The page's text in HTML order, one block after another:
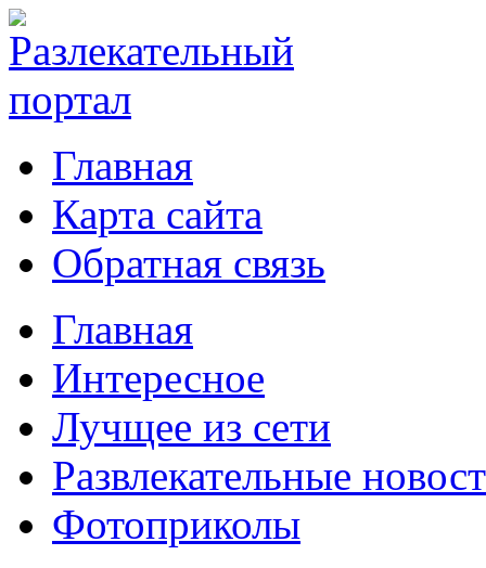
Главная
Карта сайта
Обратная связь
Главная
Интересное
Лучщее из сети
Развлекательные
Фотоприколы